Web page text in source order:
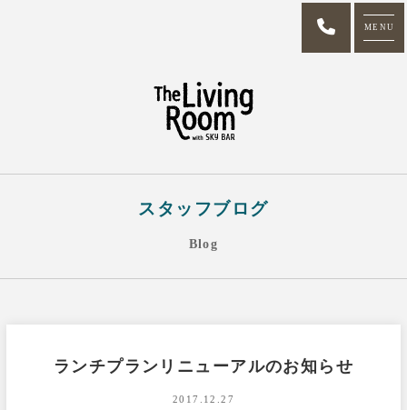
MENU
スタッフブログ
Blog
ランチプランリニューアルのお知らせ
2017.12.27